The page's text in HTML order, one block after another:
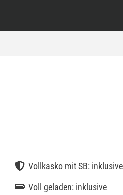
Vollkasko mit SB: inklusive
Voll geladen: inklusive